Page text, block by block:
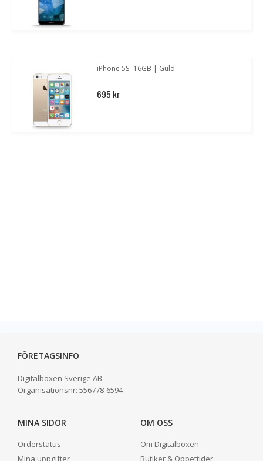
iPhone 5S -16GB | Guld
695 kr
FÖRETAGSINFO
Digitalboxen Sverige AB
Organisationsnr: 556778-6594
MINA SIDOR
Orderstatus
Mina uppgifter
OM OSS
Om Digitalboxen
Butiker & Öppettider